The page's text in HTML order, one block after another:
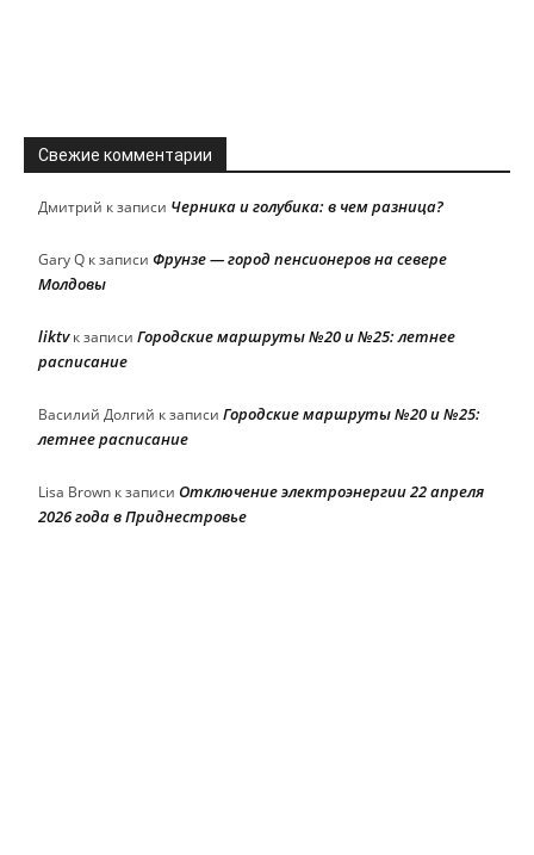
Свежие комментарии
Дмитрий к записи Черника и голубика: в чем разница?
Gary Q к записи Фрунзе — город пенсионеров на севере
Молдовы
liktvк записи Городские маршруты №20 и №25: летнее
расписание
Василий Долгий к записи Городские маршруты №20 и №25:
летнее расписание
Lisa Brown к записи Отключение электроэнергии 22 апреля
2026 года в Приднестровье